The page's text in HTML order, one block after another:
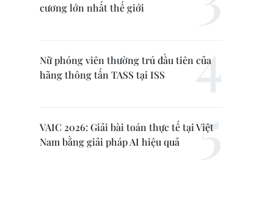
cương lớn nhất thế giới
Nữ phóng viên thường trú đầu tiên của
hãng thông tấn TASS tại ISS
VAIC 2026: Giải bài toán thực tế tại Việt
Nam bằng giải pháp AI hiệu quả